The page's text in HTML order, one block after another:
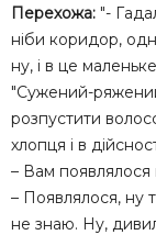
Перехожа: "-
ніби коридор,
ну, і в це
"Сужений-
розпустити
хлопця і в
– Вам появлялося
– Появлялося, ну
не знаю. Ну,